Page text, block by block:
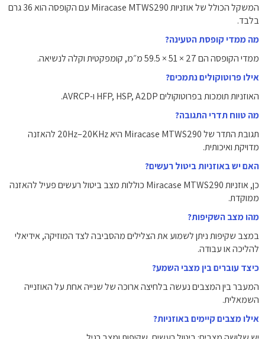
המשקל הכולל של אוזניות Miracase MTWS290 עם הקופסה הוא 36 גרם
בלבד.
מה ממדי קופסת הטעינה?
ממדי הקופסה הם ‎59.5 × 51 × 27 מ״מ, קומפקטית וקלה לנשיאה.
אילו פרוטוקולים נתמכים?
האוזניות תומכות בפרוטוקולים HFP, HSP, A2DP ו-AVRCP.
מה טווח תדרי התגובה?
תגובת התדר של Miracase MTWS290 היא ‎20Hz–20KHz להאזנה
מדויקת ואיכותית.
האם יש באוזניות ביטול רעשים?
כן, אוזניות Miracase MTWS290 כוללות מצב ביטול רעשים פעיל להאזנה
ממוקדת.
מהו מצב השקיפות?
במצב שקיפות ניתן לשמוע את הצלילים מהסביבה לצד המוזיקה, אידיאלי
להליכה או עבודה.
כיצד עוברים בין מצבי השמע?
המעבר בין המצבים נעשה בלחיצה ארוכה של שנייה אחת על האוזנייה
השמאלית.
אילו מצבים קיימים באוזניות?